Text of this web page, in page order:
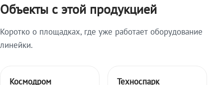
Объекты с этой продукцией
Коротко о площадках, где уже работает оборудование
линейки.
Космодром
Техноспарк